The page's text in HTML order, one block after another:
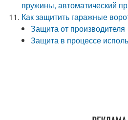
пружины, автоматический
Как защитить гаражные
Защита от производителя
Защита в процессе